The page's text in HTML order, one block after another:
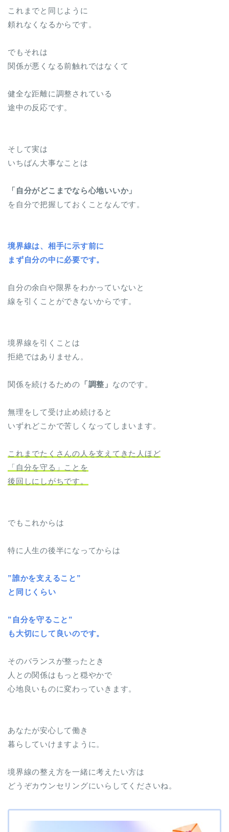
これまでと同じように
頼れなくなるからです。
でもそれは
関係が悪くなる前触れではなくて
健全な距離に調整されている
途中の反応です。
そして実は
いちばん大事なことは
「自分がどこまでなら心地いいか」
を自分で把握しておくことなんです。
境界線は、相手に示す前に
まず自分の中に必要です。
自分の余白や限界をわかっていないと
線を引くことができないからです。
境界線を引くことは
拒絶ではありません。
関係を続けるための 「調整」 なのです。
無理をして受け止め続けると
いずれどこかで苦しくなってしまいます。
これまでたくさんの人を支えてきた人ほど
「自分を守る」ことを
後回しにしがちです。
でもこれからは
特に人生の後半になってからは
”誰かを支えること”
と同じくらい
”自分を守ること”
も大切にして良いのです。
そのバランスが整ったとき
人との関係はもっと穏やかで
心地良いものに変わっていきます。
あなたが安心して働き
暮らしていけますように。
境界線の整え方を一緒に考えたい方は
どうぞカウンセリングにいらしてくださいね。